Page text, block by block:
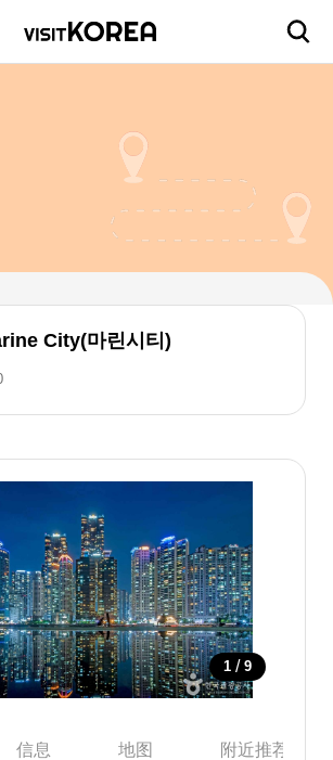
City(마린시티)
1 / 9
信息 地图 附近推荐景点